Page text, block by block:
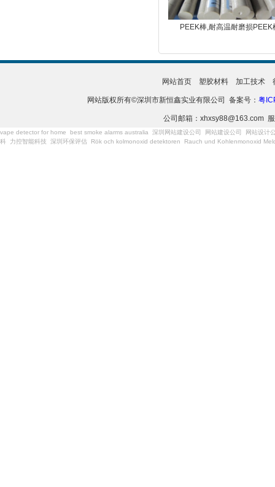
PEEK棒,耐高温耐磨损PEEK
网站首页 塑胶材料 加工技术
网站版权所有©深圳市新恒鑫实业有限公司 备案号： 粤
公司邮箱：xhxsy88@163.com
vape detector for home best smoke alarms australia 深圳网站建设公司 网站建设公司
网站设计
科
力控智能科技 深圳环保评估 Rök och kolmonoxid detektoren Rauch und Kohlenmonoxid